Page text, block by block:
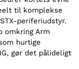
til komplekse
periferiudstyr.
omkring Arm
hurtige
gør det pålideligt